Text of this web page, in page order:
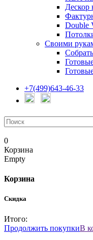
Дескор
Double
Своими
+7(499)643-46-33
0
Корзина
Empty
Корзина
Скидка
Итого:
Продолжить покупкиВ